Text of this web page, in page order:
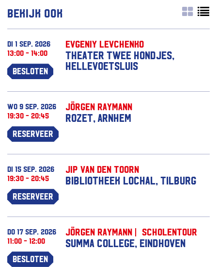
Bekijk ook
Evgeniy Levchenko
Theater Twee Hondjes,
Hellevoetsluis
di 1 sep. 2026
13:00 - 14:00
Besloten
Jörgen Raymann
Rozet, Arnhem
wo 9 sep. 2026
19:30 - 20:45
Reserveer
Jip van den Toorn
Bibliotheek Lochal, Tilburg
di 15 sep. 2026
19:30 - 20:45
Reserveer
Jörgen Raymann | Scholentour
Summa College, Eindhoven
do 17 sep. 2026
11:00 - 12:00
Besloten